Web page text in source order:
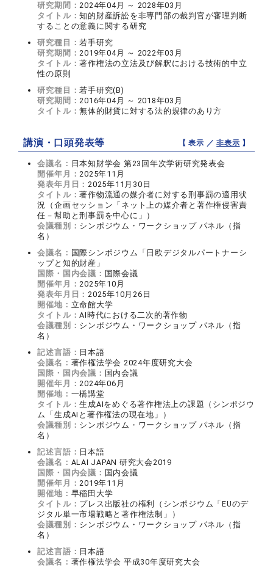
研究期間：2024年04月 ～ 2028年03月
タイトル：知的財産訴訟を非専門部の裁判官が審理判断
することの意義に関する研究
研究種目：若手研究
研究期間：2019年04月 ～ 2022年03月
タイトル：著作権法の立法及び解釈における技術的中立
性の原則
研究種目：若手研究(B)
研究期間：2016年04月 ～ 2018年03月
タイトル：無体的財貨に対する法的規律のあり方
講演・口頭発表等 【 表示 ／非表示 】
会議名： 日本知財学会 第23回年次学術研究発表会
開催年月：2025年11月
発表年月日：2025年11月30日
タイトル：著作物流通の媒介者に対する刑事罰の適用状
況（企画セッション「ネット上の媒介者と著作権侵害責
任－幇助と刑事罰を中心に」）
会議種別： シンポジウム・ワークショップ パネル（指
名）
会議名： 国際シンポジウム「日欧デジタルパートナーシ
ップと知的財産」
国際・国内会議： 国際会議
開催年月：2025年10月
発表年月日：2025年10月26日
開催地： 立命館大学
タイトル：AI時代における二次的著作物
会議種別： シンポジウム・ワークショップ パネル（指
名）
記述言語： 日本語
会議名： 著作権法学会 2024年度研究大会
国際・国内会議： 国内会議
開催年月：2024年06月
開催地： 一橋講堂
タイトル：生成AIをめぐる著作権法上の課題（シンポジウ
ム「生成AIと著作権法の現在地」）
会議種別： シンポジウム・ワークショップ パネル（指
名）
記述言語： 日本語
会議名： ALAI JAPAN 研究大会2019
国際・国内会議： 国内会議
開催年月：2019年11月
開催地： 早稲田大学
タイトル： プレス出版社の権利（シンポジウム「EUのデ
ジタル単一市場戦略と著作権法制」）
会議種別： シンポジウム・ワークショップ パネル（指
名）
記述言語： 日本語
会議名： 著作権法学会 平成30年度研究大会